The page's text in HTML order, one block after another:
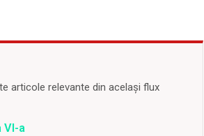
articole relevante din același flux
VI-a